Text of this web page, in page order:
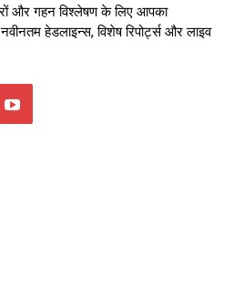
और गहन विश्लेषण के लिए आपका
हेडलाइन्स, विशेष रिपोर्ट्स और लाइव